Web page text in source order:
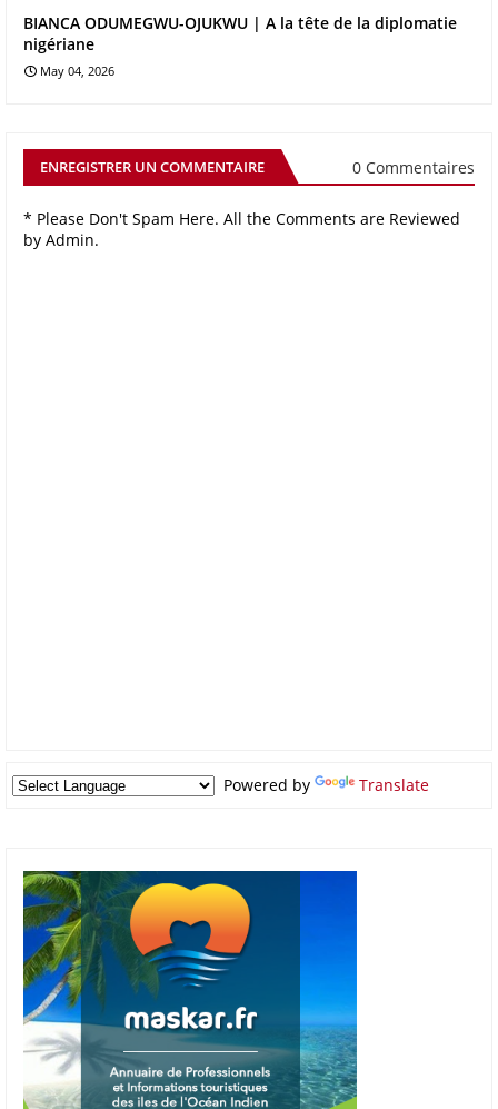
BIANCA ODUMEGWU-OJUKWU | A la tête de la diplomatie
nigériane
May 04, 2026
ENREGISTRER UN COMMENTAIRE 0 Commentaires
* Please Don't Spam Here. All the Comments are Reviewed
by Admin.
Powered by Translate